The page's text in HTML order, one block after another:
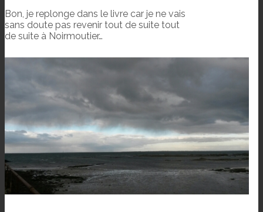
Bon, je replonge dans le livre car je ne vais
sans doute pas revenir tout de suite tout
de suite à Noirmoutier…